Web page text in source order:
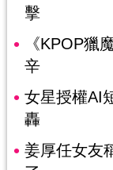
擊
《KPOP
辛
女星授權AI
轟
姜厚任女友